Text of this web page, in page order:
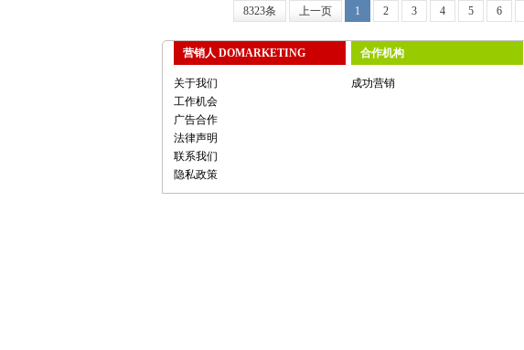
8323条 上一页 1 2 3 4 5 6
营销人 DOMARKETING
关于我们
工作机会
广告合作
法律声明
联系我们
隐私政策
合作机构
成功营销